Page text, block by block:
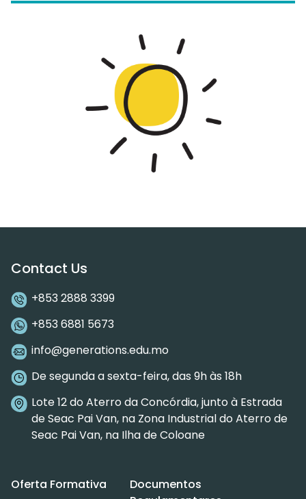
Contact Us
+853 2888 3399
+853 6881 5673
info@generations.edu.mo
De segunda a sexta-feira, das 9h às 18h
Lote 12 do Aterro da Concórdia, junto à Estrada
de Seac Pai Van, na Zona Industrial do Aterro de
Seac Pai Van, na Ilha de Coloane
Oferta Formativa
Documentos